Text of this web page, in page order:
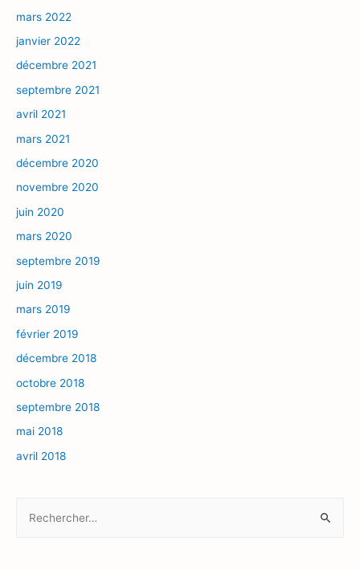
mars 2022
janvier 2022
décembre 2021
septembre 2021
avril 2021
mars 2021
décembre 2020
novembre 2020
juin 2020
mars 2020
septembre 2019
juin 2019
mars 2019
février 2019
décembre 2018
octobre 2018
septembre 2018
mai 2018
avril 2018